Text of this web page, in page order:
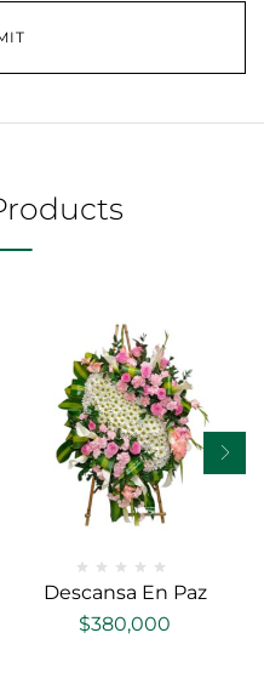
Descansa En Paz
$380,000